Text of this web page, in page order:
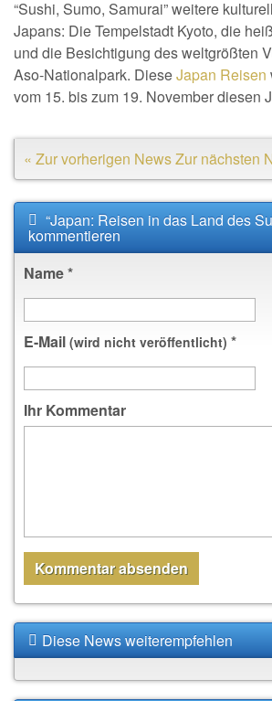
“Sushi, Sumo, Samurai” weitere
Japans: Die Tempelstadt Kyoto, die
und die Besichtigung des weltgrößten
Aso-Nationalpark. DieseJapan Reisen
vom 15. bis zum 19. November diesen
« Zur vorherigen NewsZur nächsten
“Japan: Reisen in das Land des
kommentieren
Name*
E-Mail (wird nicht veröffentlicht) *
Ihr Kommentar
Diese News weiterempfehlen